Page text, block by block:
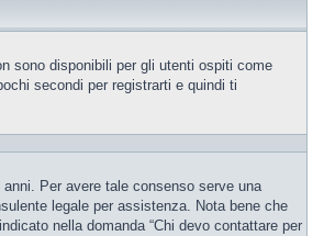
sono disponibili per gli utenti ospiti come
secondi per registrarti e quindi ti
Per avere tale consenso serve una
legale per assistenza. Nota bene che
nella domanda “Chi devo contattare per